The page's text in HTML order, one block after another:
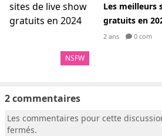
NSFW
Les meilleurs
gratuits en
2 ans 0 com
2 commentaires
Les commentaires pour cette
fermés.